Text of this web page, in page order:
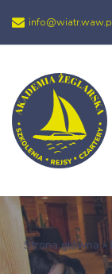
Przejdź
treści
Strona główna»